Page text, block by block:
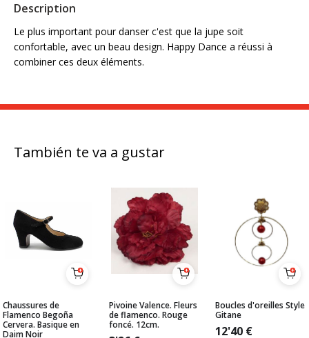
Description
Le plus important pour danser c'est que la jupe soit
confortable, avec un beau design. Happy Dance a réussi à
combiner ces deux éléments.
También te va a gustar
Chaussures de
Flamenco Begoña
Cervera. Basique en
Daim Noir
Pivoine Valence. Fleurs
de flamenco. Rouge
foncé. 12cm.
Boucles d'oreilles Style
Gitane
12'40 €